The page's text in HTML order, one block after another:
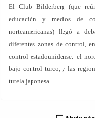
El Club Bilderberg (que
educación y medios de
norteamericanas) llegó a
diferentes zonas de control,
control estadounidense; el
bajo control turco, y las
tutela japonesa.